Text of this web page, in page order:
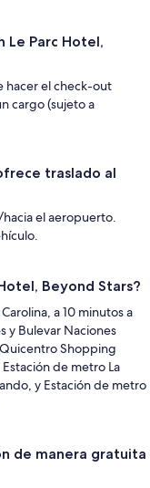
Le Parc Hotel,
hacer el check-out
cargo (sujeto a
traslado al
el aeropuerto.
Beyond Stars?
a 10 minutos a
y Bulevar Naciones
Shopping
de metro La
y Estación de metro
de manera gratuita